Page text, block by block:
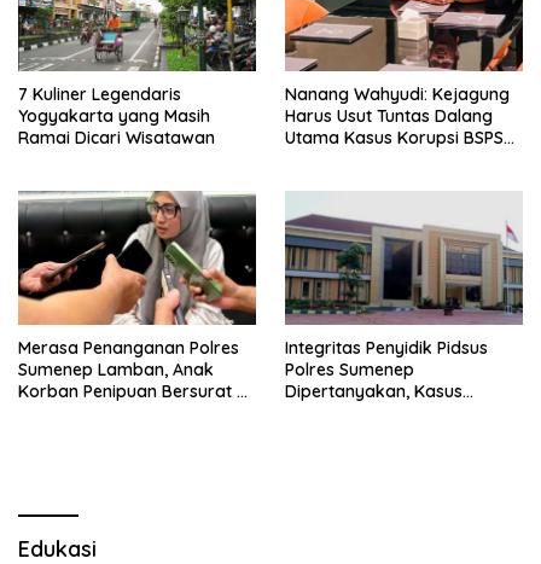
7 Kuliner Legendaris
Yogyakarta yang Masih
Ramai Dicari Wisatawan
Nanang Wahyudi: Kejagung
Harus Usut Tuntas Dalang
Utama Kasus Korupsi BSPS
Merasa Penanganan Polres
Sumenep Lamban, Anak
Korban Penipuan Bersurat ke
Integritas Penyidik Pidsus
Polres Sumenep
Dipertanyakan, Kasus
Edukasi